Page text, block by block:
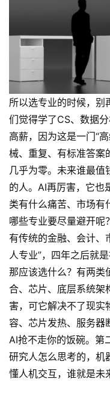
所以选专业的时候，别
们觉得学了CS、数据
高薪，因为这是一门“
械、重复、有标准答案
几乎为零。未来谁最值
的人。AI再厉害，它也
类有什么痛苦、市场有
哪些专业要尽量避开呢
有传统的金融、会计、
人专业”，四年之后就
那应该选什么？有两类
合、芯片、底层系统架
害，可它解决不了现实
容、芯片发热、服务器
AI抢不走你的饭碗。第
研究人怎么思考的，机
懂人机交互，谁就是未